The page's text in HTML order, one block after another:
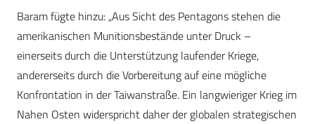
Baram fügte hinzu: „Aus Sicht des Pentagons stehen die
amerikanischen Munitionsbestände unter Druck –
einerseits durch die Unterstützung laufender Kriege,
andererseits durch die Vorbereitung auf eine mögliche
Konfrontation in der Taiwanstraße. Ein langwieriger Krieg im
Nahen Osten widerspricht daher der globalen strategischen